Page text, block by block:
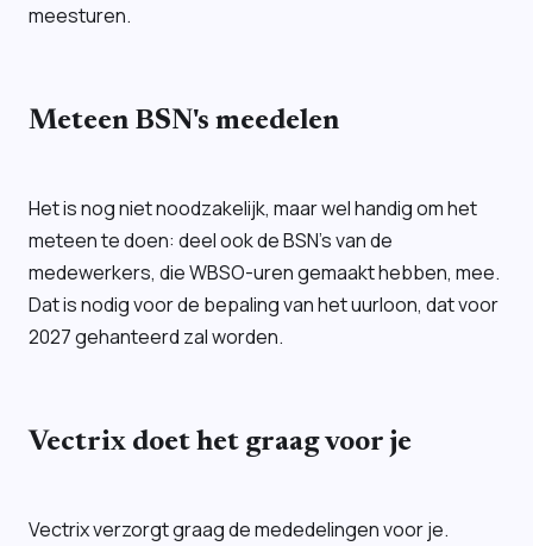
meesturen.
Meteen BSN's meedelen
Het is nog niet noodzakelijk, maar wel handig om het
meteen te doen: deel ook de BSN's van de
medewerkers, die WBSO-uren gemaakt hebben, mee.
Dat is nodig voor de bepaling van het uurloon, dat voor
2027 gehanteerd zal worden.
Vectrix doet het graag voor je
Vectrix verzorgt graag de mededelingen voor je.